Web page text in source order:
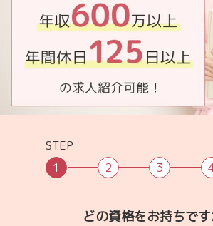
STEP
1
2 3
どの資格をお持ちです